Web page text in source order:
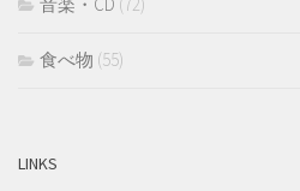
食べ物 (55)
LINKS